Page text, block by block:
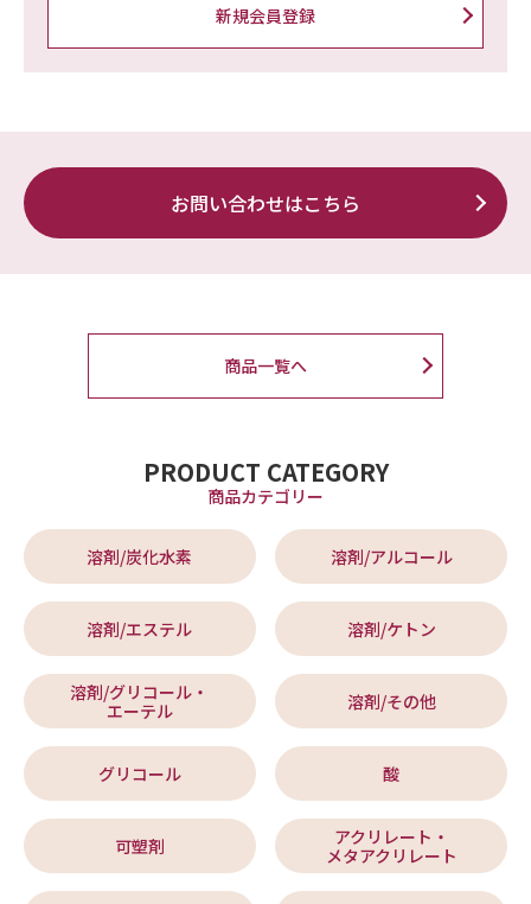
新規会員登録
お問い合わせはこちら
商品一覧へ
PRODUCT CATEGORY
商品カテゴリー
溶剤/炭化水素 溶剤/アルコール
溶剤/エステル 溶剤/ケトン
溶剤/グリコール・
エーテル
溶剤/その他
グリコール 酸
可塑剤
アクリレート・
メタアクリレート